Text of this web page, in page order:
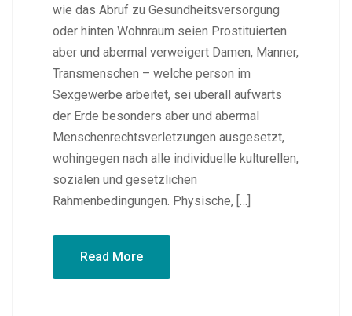
wie das Abruf zu Gesundheitsversorgung
oder hinten Wohnraum seien Prostituierten
aber und abermal verweigert Damen, Manner,
Transmenschen – welche person im
Sexgewerbe arbeitet, sei uberall aufwarts
der Erde besonders aber und abermal
Menschenrechtsverletzungen ausgesetzt,
wohingegen nach alle individuelle kulturellen,
sozialen und gesetzlichen
Rahmenbedingungen. Physische, […]
Read More